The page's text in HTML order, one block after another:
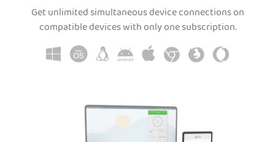
Get unlimited simultaneous device connections on
compatible devices with only one subscription.